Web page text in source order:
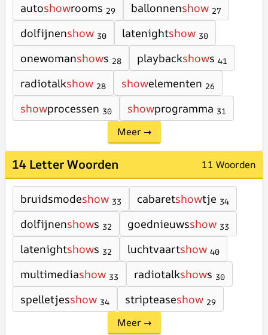
autoshowrooms 29 ballonnenshow 27
dolfijnenshow 30 latenightshow 30
onewomanshows 28 playbackshows 41
radiotalkshow 28 showelementen 26
showprocessen 30 showprogramma 31
Meer →
14 Letter Woorden 11 Woorden
bruidsmodeshow 33 cabaretshowtje 34
dolfijnenshows 32 goednieuwsshow 33
latenightshows 32 luchtvaartshow 40
multimediashow 33 radiotalkshows 30
spelletjesshow 34 stripteaseshow 29
Meer →